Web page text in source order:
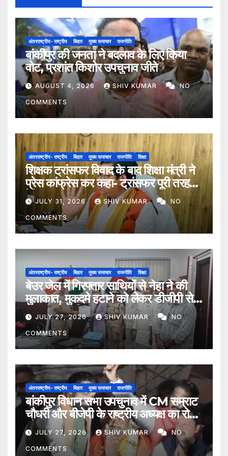
अंतरराष्ट्रीय- राष्ट्रीय बिहार मुख्य समाचार राजनीति
बांकीपुर की जनता ने बदलाव के लिए किया
वोट, प्रशांत किशोर उपचुनाव जीते
AUGUST 4, 2026 SHIV KUMAR NO
COMMENTS
अंतरराष्ट्रीय- राष्ट्रीय बिहार मुख्य समाचार राजनीति शिक्षा
शिक्षक ट्रांसफर विवाद के बाद शिक्षा मंत्री ने
प्रेस कांफ्रेस कर कहा- ट्रांसफर पूरी तरह
ऐच्छिक
JULY 31, 2026 SHIV KUMAR NO
COMMENTS
अंतरराष्ट्रीय- राष्ट्रीय बिहार मुख्य समाचार राजनीति शिक्षा
बेउर जेल में गिरफ्तार साथियों से नेहा ने की
मुलाकात, मुकदमे हटाने को लेकर डीजीपी से
मिला प्रतिनिधिमंडल
JULY 27, 2026 SHIV KUMAR NO
COMMENTS
अंतरराष्ट्रीय- राष्ट्रीय बिहार मुख्य समाचार राजनीति
बांकीपुर विधान सभा उपचुनाव में CM सम्राट
चौधरी और बीजेपी के राष्ट्रीय अध्यक्ष का रोड
शोJULY 27, 2026 SHIV KUMAR NO
COMMENTS